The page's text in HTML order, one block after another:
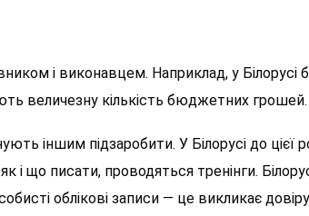
і виконавцем. Наприклад, у Білорусі
величезну кількість бюджетних грошей.
іншим підзаробити. У Білорусі до цієї
і що писати, проводяться тренінги.
облікові записи — це викликає